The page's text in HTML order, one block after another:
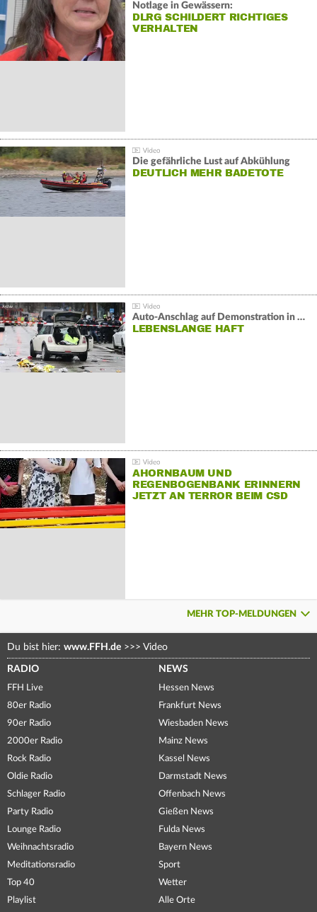
Notlage in Gewässern:
DLRG SCHILDERT RICHTIGES
VERHALTEN
Die gefährliche Lust auf Abkühlung
DEUTLICH MEHR BADETOTE
Auto-Anschlag auf Demonstration in München:
LEBENSLANGE HAFT
AHORNBAUM UND
REGENBOGENBANK ERINNERN
JETZT AN TERROR BEIM CSD
MEHR TOP-MELDUNGEN
Du bist hier: www.FFH.de >>> Video
RADIO
FFH Live
80er Radio
90er Radio
2000er Radio
Rock Radio
Oldie Radio
Schlager Radio
Party Radio
Lounge Radio
Weihnachtsradio
Meditationsradio
Top 40
Playlist
NEWS
Hessen News
Frankfurt News
Wiesbaden News
Mainz News
Kassel News
Darmstadt News
Offenbach News
Gießen News
Fulda News
Bayern News
Sport
Wetter
Alle Orte